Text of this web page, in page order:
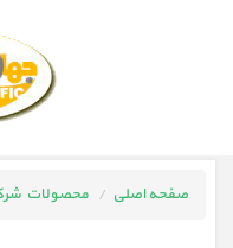
صفحه اصلی محصولات